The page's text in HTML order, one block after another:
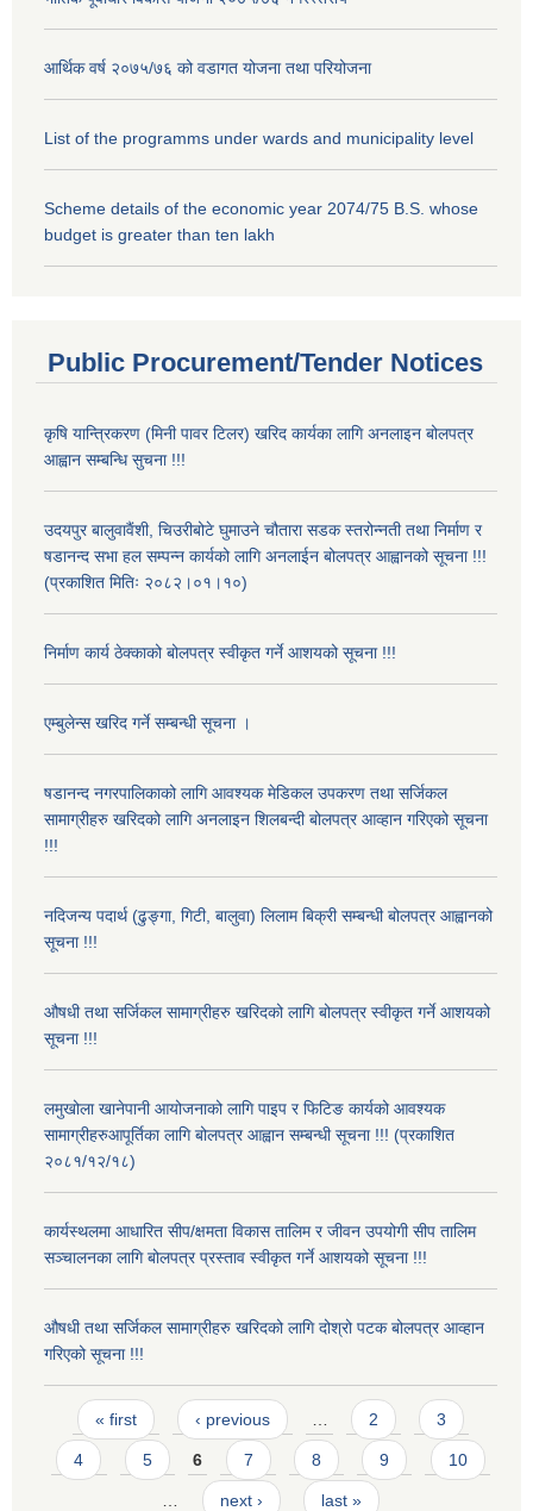
आर्थिक वर्ष २०७५/७६ को वडागत योजना तथा परियोजना
List of the programms under wards and municipality level
Scheme details of the economic year 2074/75 B.S. whose
budget is greater than ten lakh
Public Procurement/Tender Notices
कृषि यान्त्रिकरण (मिनी पावर टिलर) खरिद कार्यका लागि अनलाइन बोलपत्र
आह्वान सम्बन्धि सुचना !!!
उदयपुर बालुवावैंशी, चिउरीबोटे घुमाउने चौतारा सडक स्तरोन्नती तथा निर्माण र
षडानन्द सभा हल सम्पन्न कार्यको लागि अनलाईन बोलपत्र आह्वानको सूचना !!!
(प्रकाशित मितिः २०८२।०१।१०)
निर्माण कार्य ठेक्काको बोलपत्र स्वीकृत गर्ने आशयको सूचना !!!
एम्बुलेन्स खरिद गर्ने सम्बन्धी सूचना ।
षडानन्द नगरपालिकाको लागि आवश्यक मेडिकल उपकरण तथा सर्जिकल
सामाग्रीहरु खरिदको लागि अनलाइन शिलबन्दी बोलपत्र आव्हान गरिएको सूचना
!!!
नदिजन्य पदार्थ (ढुङ्गा, गिटी, बालुवा) लिलाम बिक्री सम्बन्धी बोलपत्र आह्वानको
सूचना !!!
औषधी तथा सर्जिकल सामाग्रीहरु खरिदको लागि बोलपत्र स्वीकृत गर्ने आशयको
सूचना !!!
लमुखोला खानेपानी आयोजनाको लागि पाइप र फिटिङ कार्यको आवश्यक
सामाग्रीहरुआपूर्तिका लागि बोलपत्र आह्वान सम्बन्धी सूचना !!! (प्रकाशित
२०८१/१२/१८)
कार्यस्थलमा आधारित सीप/क्षमता विकास तालिम र जीवन उपयोगी सीप तालिम
सञ्चालनका लागि बोलपत्र प्रस्ताव स्वीकृत गर्ने आशयको सूचना !!!
औषधी तथा सर्जिकल सामाग्रीहरु खरिदको लागि दोश्रो पटक बोलपत्र आव्हान
गरिएको सूचना !!!
Pages
« first ‹ previous 2 3
4 5 6 7 8 9 10
next › last »